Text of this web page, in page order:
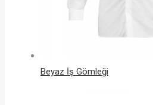
Beyaz İş Gömleği